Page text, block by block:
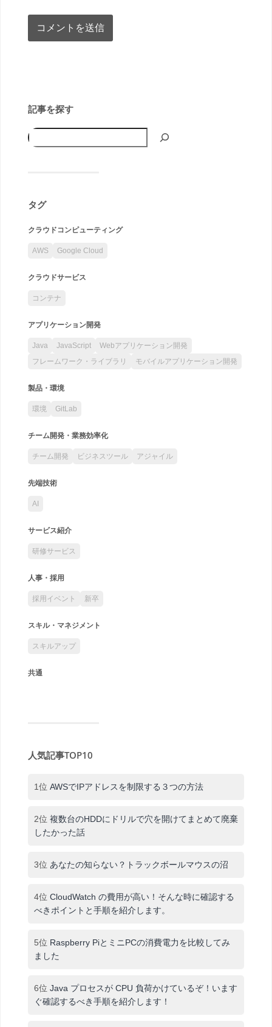
記事を探す
タグ
クラウドコンピューティング
AWS Google Cloud
クラウドサービス
コンテナ
アプリケーション開発
Java JavaScript
Webアプリケーション開発
フレームワーク・ライブラリ
モバイルアプリケーション開発
製品・環境
環境 GitLab
チーム開発・業務効率化
チーム開発 ビジネスツール アジャイル
先端技術
AI
サービス紹介
研修サービス
人事・採用
採用イベント 新卒
スキル・マネジメント
スキルアップ
共通
人気記事TOP10
1位 AWSでIPアドレスを制限する３つの方法
2位 複数台のHDDにドリルで穴を開けてまとめて廃棄
したかった話
3位 あなたの知らない？トラックボールマウスの沼
4位 CloudWatch の費用が高い！そんな時に確認する
べきポイントと手順を紹介します。
5位 Raspberry PiとミニPCの消費電力を比較してみ
ました
6位 Java プロセスが CPU 負荷かけているぞ！います
ぐ確認するべき手順を紹介します！